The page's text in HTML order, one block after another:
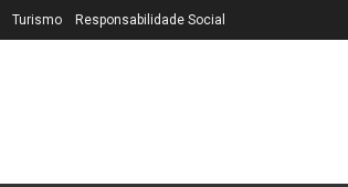
Turismo Responsabilidade Social